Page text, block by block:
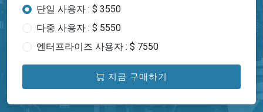
단일 사용자 : $ 3550
다중 사용자 : $ 5550
엔터프라이즈 사용자 : $ 7550
지금 구매하기